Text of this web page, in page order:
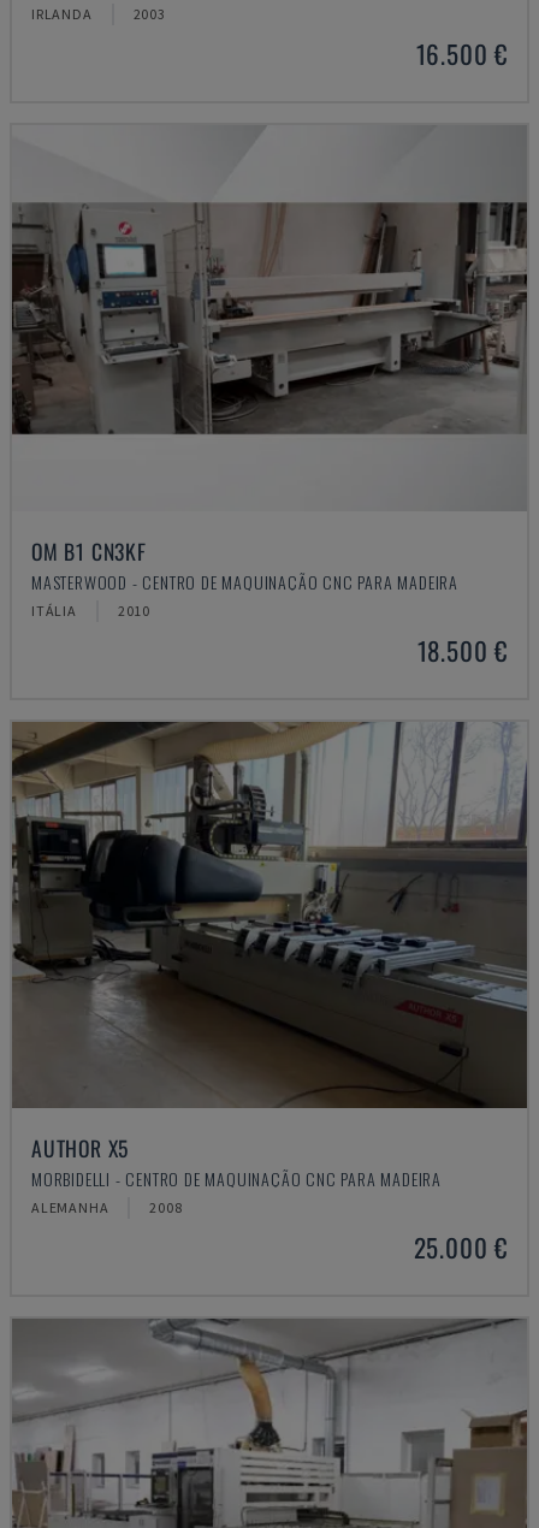
IRLANDA 2003
16.500 €
OM B1 CN3KF
MASTERWOOD - CENTRO DE MAQUINAÇÃO CNC PARA MADEIRA
ITÁLIA 2010
18.500 €
AUTHOR X5
MORBIDELLI - CENTRO DE MAQUINAÇÃO CNC PARA MADEIRA
ALEMANHA 2008
25.000 €